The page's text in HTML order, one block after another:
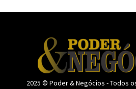
2025 © Poder & Negócios - Todos